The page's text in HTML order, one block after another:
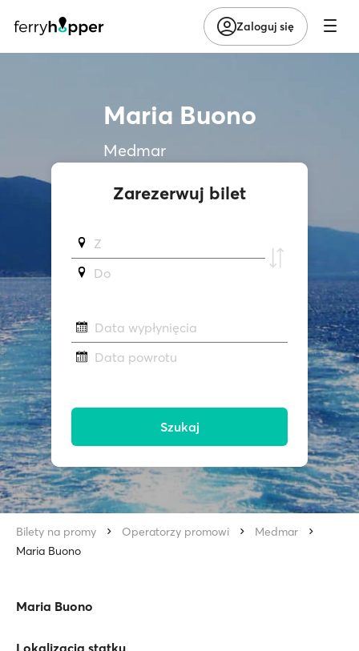
Zaloguj się
Maria Buono
Medmar
Zarezerwuj bilet
Z
Do
Data wypłynięcia
Data powrotu
Szukaj
Bilety na promy Operatorzy promowi
Medmar
Maria Buono
Maria Buono
Lokalizacja statku